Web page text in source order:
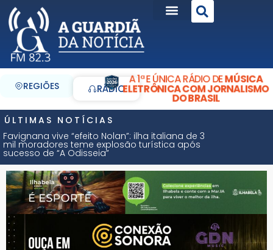
REGIÕES RÁDIO
A 1ª E ÚNICA RÁDIO DEMÚSICA
ELETRÔNICA COM JORNALISMO
DO BRASIL
ÚLTIMAS NOTÍCIAS
Favignana vive “efeito Nolan”: ilha italiana de 3
mil moradores teme explosão turística após
sucesso de “A Odisseia”